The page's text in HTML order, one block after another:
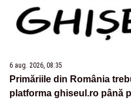
6 aug. 2026, 08:35
Primăriile din România
platforma ghiseul.ro până